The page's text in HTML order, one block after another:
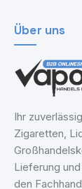
Über uns
Ihr
Zigaretten,
Lieferung
den